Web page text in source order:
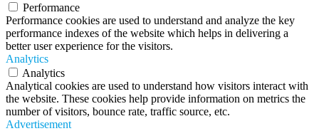
Performance
Performance cookies are used to understand and analyze the key
performance indexes of the website which helps in delivering a
better user experience for the visitors.
Analytics
Analytics
Analytical cookies are used to understand how visitors interact with
the website. These cookies help provide information on metrics the
number of visitors, bounce rate, traffic source, etc.
Advertisement